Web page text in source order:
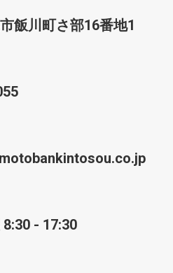
飯川町さ部16番地1
- 17:30